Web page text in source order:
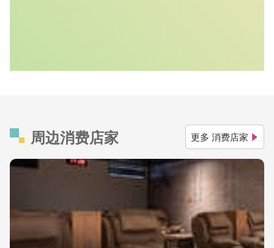
周边消费店家 更多 消费店家